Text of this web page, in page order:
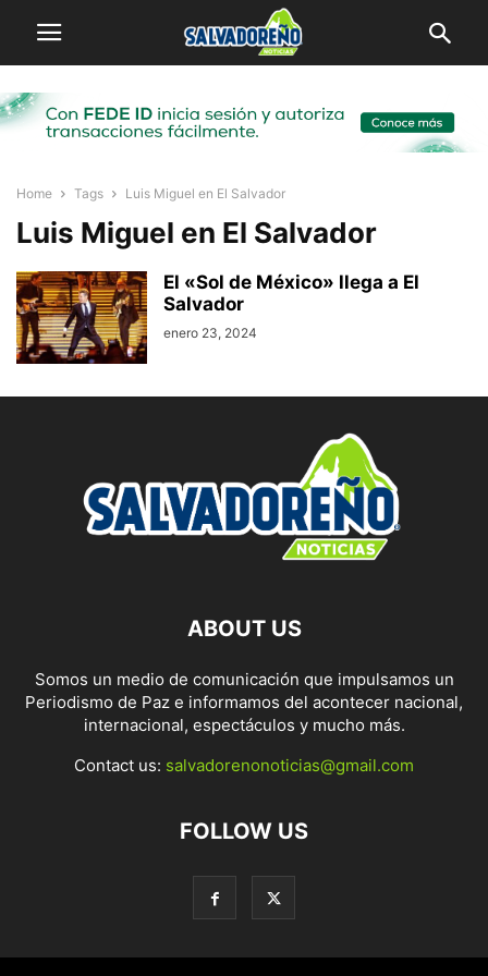
Home Tags Luis Miguel en El Salvador
Luis Miguel en El Salvador
El «Sol de México» llega a El
Salvador
enero 23, 2024
ABOUT US
Somos un medio de comunicación que impulsamos un
Periodismo de Paz e informamos del acontecer nacional,
internacional, espectáculos y mucho más.
Contact us: salvadorenonoticias@gmail.com
FOLLOW US